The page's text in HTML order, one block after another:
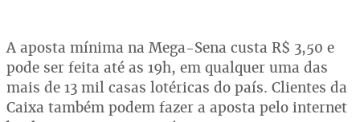
A aposta mínima na Mega-Sena custa R$ 3,50 e
pode ser feita até as 19h, em qualquer uma das
mais de 13 mil casas lotéricas do país. Clientes da
Caixa também podem fazer a aposta pelo internet